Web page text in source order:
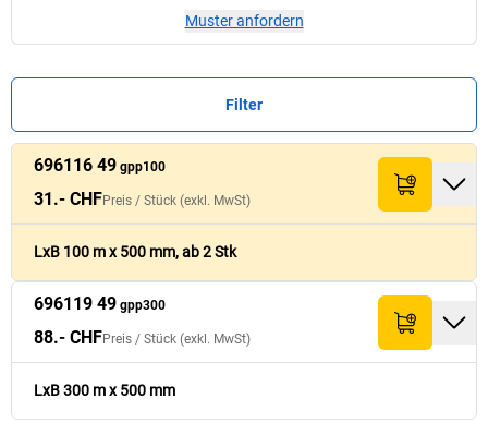
Muster anfordern
Filter
Nr.
Palettenmenge
Preis /Stück
Nr.
Palettenmenge
Preis /Stück
gpp100
100
31.- CHF
696119 49
88.- CHF
696116 49 gpp100
31.- CHFPreis / Stück (exkl. MwSt)
LxB 100 m x 500 mm, ab 2 Stk
696119 49 gpp300
88.- CHFPreis / Stück (exkl. MwSt)
LxB 300 m x 500 mm